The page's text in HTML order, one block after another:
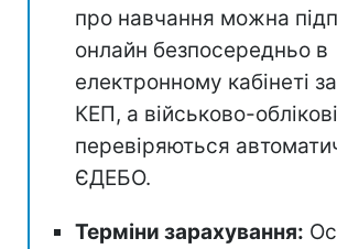
про навчання можна
онлайн безпосередньо в
електронному кабінеті
КЕП, а військово-
перевіряються
ЄДЕБО.
Терміни зарахування: